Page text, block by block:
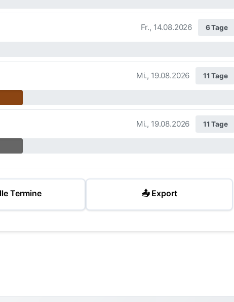
Fr., 14.08.2026 6 Tage
Mi., 19.08.2026 11 Tage
Mi., 19.08.2026 11 Tage
Termine 📤 Export